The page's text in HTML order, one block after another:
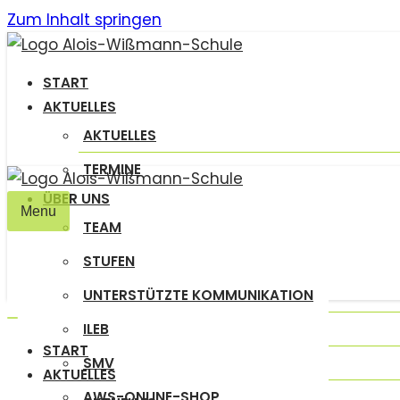
Zum Inhalt springen
START
AKTUELLES
AKTUELLES
TERMINE
ÜBER UNS
TEAM
STUFEN
UNTERSTÜTZTE KOMMUNIKATION
ILEB
SMV
Menu
Navigation
umschalten
Navigation
umschalten
START
AKTUELLES